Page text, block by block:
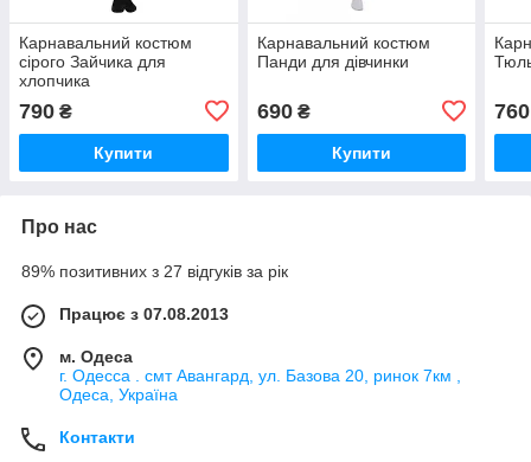
Карнавальний костюм
сірого Зайчика для
хлопчика
790 ₴
Купити
Карнавальний костюм
Панди для дівчинки
690₴
Купити
760
Про нас
89% позитивних з 27 відгуків за рік
Працює з 07.08.2013
м. Одеса
г. Одесса . смт Авангард, ул. Базова 20, ринок 7км ,
Одеса, Україна
Контакти